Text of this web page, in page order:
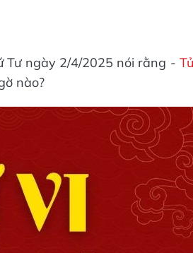
Tư ngày 2/4/2025 nói rằng - Tử
nào?